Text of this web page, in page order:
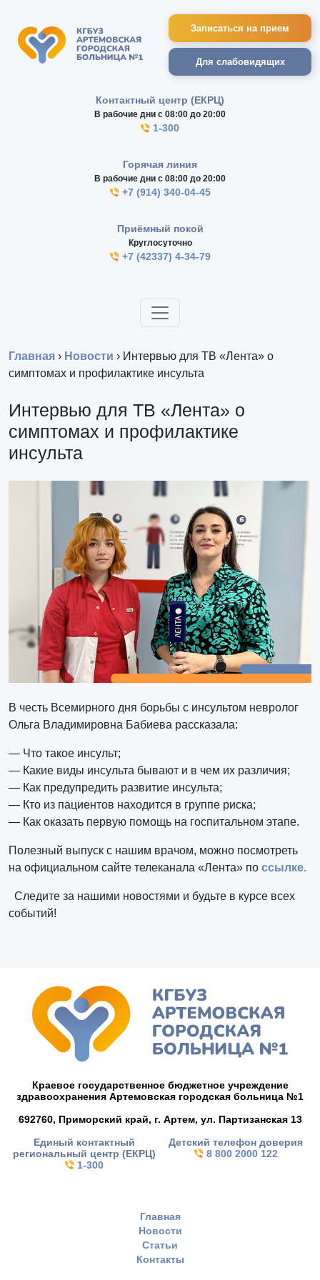
Записаться на прием
Для слабовидящих
Контактный центр (ЕКРЦ)
В рабочие дни с 08:00 до 20:00
1-300
Горячая линия
В рабочие дни с 08:00 до 20:00
+7 (914) 340-04-45
Приёмный покой
Круглосуточно
+7 (42337) 4-34-79
Главная › Новости › Интервью для ТВ «Лента» о
симптомах и профилактике инсульта
Интервью для ТВ «Лента» о
симптомах и профилактике
инсульта
В честь Всемирного дня борьбы с инсультом невролог
Ольга Владимировна Бабиева рассказала:
— Что такое инсульт;
— Какие виды инсульта бывают и в чем их различия;
— Как предупредить развитие инсульта;
— Кто из пациентов находится в группе риска;
— Как оказать первую помощь на госпитальном этапе.
Полезный выпуск с нашим врачом, можно посмотреть
на официальном сайте телеканала «Лента» по ссылке.
Следите за нашими новостями и будьте в курсе всех
событий!
Краевое государственное бюджетное учреждение
здравоохранения Артемовская городская больница №1
692760, Приморский край, г. Артем, ул. Партизанская 13
Единый контактный
региональный центр (ЕКРЦ)
1-300
Детский телефон доверия
8 800 2000 122
Главная
Новости
Статьи
Контакты